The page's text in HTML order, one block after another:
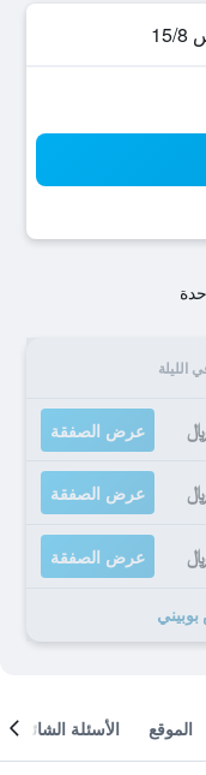
8
الليلة
عرض الصفقة
عرض الصفقة
عرض الصفقة
الموقع الأسئلة الشائعة